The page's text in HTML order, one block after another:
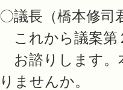
〇議長（橋本修
これから議案第
お諮りします。
りませんか。